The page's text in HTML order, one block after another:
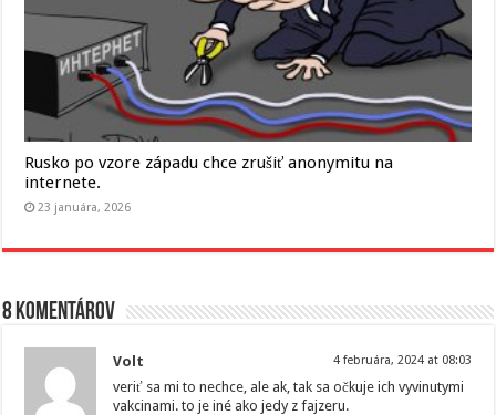
Rusko po vzore západu chce zrušiť anonymitu na
internete.
23 januára, 2026
8 komentárov
Volt 4 februára, 2024 at 08:03
veriť sa mi to nechce, ale ak, tak sa očkuje ich vyvinutymi
vakcinami. to je iné ako jedy z fajzeru.